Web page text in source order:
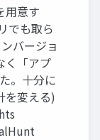
⽤意す
でも取ら
バージョ
く「アプ
。⼗分に
を変える)